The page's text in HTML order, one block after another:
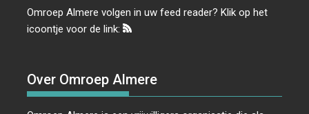
Omroep Almere volgen in uw feed reader? Klik op het
icoontje voor de link:
Over Omroep Almere